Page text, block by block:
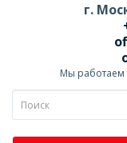
г.
Мы работаем